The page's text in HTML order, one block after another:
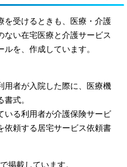
を受けるときも、医療・介護
ない在宅医療と介護サービス
を、作成しています。
用者が入院した際に、医療機
式。
いる利用者が介護保険サービ
依頼する居宅サービス依頼書
掲載しています。